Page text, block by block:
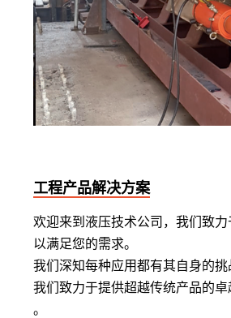
工程产品解决方案
欢迎来到液压技术公司，我们致力
以满足您的需求。
我们深知每种应用都有其自身的挑
我们致力于提供超越传统产品的
。